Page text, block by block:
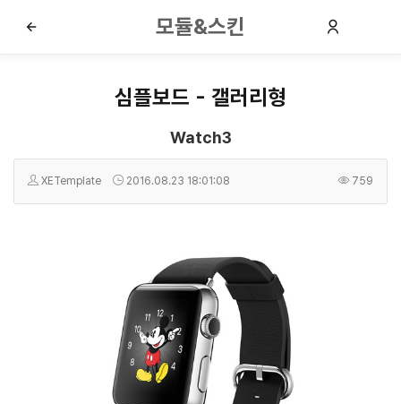
모듈&스킨
심플보드 - 갤러리형
Watch3
XETemplate 2016.08.23 18:01:08 759